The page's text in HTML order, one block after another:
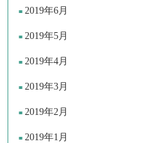
2019年6月
2019年5月
2019年4月
2019年3月
2019年2月
2019年1月